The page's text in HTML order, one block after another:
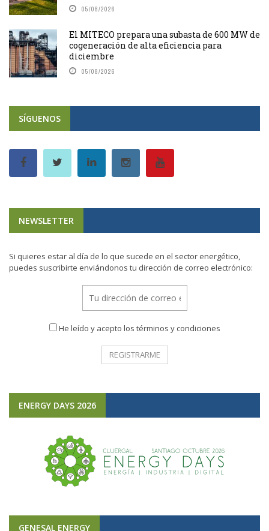
05/08/2026
El MITECO prepara una subasta de 600 MW de
cogeneración de alta eficiencia para
diciembre
05/08/2026
SÍGUENOS
NEWSLETTER
Si quieres estar al día de lo que sucede en el sector energético,
puedes suscribirte enviándonos tu dirección de correo electrónico:
He leído y acepto los términos y condiciones
ENERGY DAYS 2026
GENESAL ENERGY